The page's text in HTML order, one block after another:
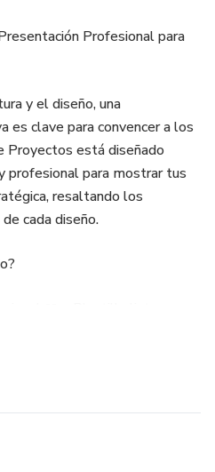
Profesional para
y el diseño, una
es clave para convencer a los
está diseñado
profesional para mostrar tus
resaltando los
cada diseño.
y PDF editable.
del proyecto.
🏗 – Información clave como